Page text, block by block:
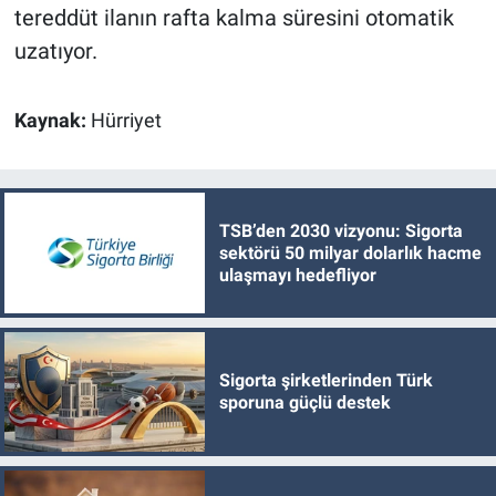
tereddüt ilanın rafta kalma süresini otomatik
uzatıyor.
Kaynak: Hürriyet
TSB’den 2030 vizyonu: Sigorta
sektörü 50 milyar dolarlık hacme
ulaşmayı hedefliyor
Sigorta şirketlerinden Türk
sporuna güçlü destek